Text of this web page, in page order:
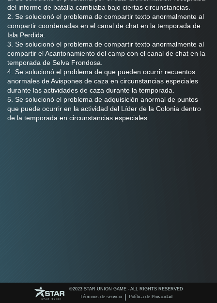
del informe de batalla cambiaba bajo ciertas circunstancias.
2. Se solucionó el problema de compartir texto anormalmente al
compartir coordenadas en el canal de chat en la temporada de
Isla Perdida.
3. Se solucionó el problema de compartir texto anormalmente al
compartir el Acantonamiento del camp con el canal de chat en la
temporada de Selva Frondosa.
4. Se solucionó el problema de que pueden ocurrir recuentos
anormales de Avispones de caza en circunstancias especiales
durante las actividades de caza durante la temporada.
5. Se solucionó el problema de adquisición anormal de puntos
que puede ocurrir en la actividad del Líder de la Colonia dentro
de la temporada en circunstancias especiales.
©️2023 STAR UNION GAME - ALL RIGHTS RESERVED
Términos de servicio | Política de Privacidad